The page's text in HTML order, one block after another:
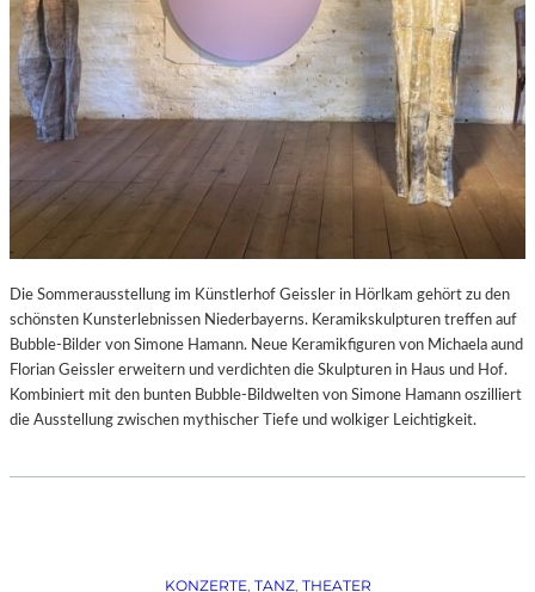
Die Sommerausstellung im Künstlerhof Geissler in Hörlkam gehört zu den
schönsten Kunsterlebnissen Niederbayerns. Keramikskulpturen treffen auf
Bubble-Bilder von Simone Hamann. Neue Keramikfiguren von Michaela aund
Florian Geissler erweitern und verdichten die Skulpturen in Haus und Hof.
Kombiniert mit den bunten Bubble-Bildwelten von Simone Hamann oszilliert
die Ausstellung zwischen mythischer Tiefe und wolkiger Leichtigkeit.
KONZERTE, TANZ, THEATER